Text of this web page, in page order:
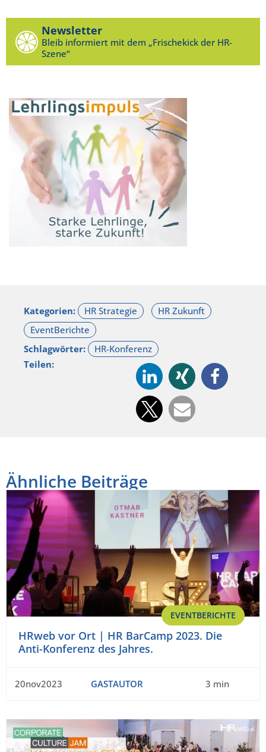
Newsletter
Bleib informiert mit dem „Frischekick der HR-
Szene“
Kategorien:
Schlagwörter:
Teilen:
Ähnliche Beiträge
EVENTBERICHTE
HRweb vor Ort | HR BarCamp 2023. Die
Anti-Konferenz des Jahres.
20nov2023 GASTAUTOR 3 min